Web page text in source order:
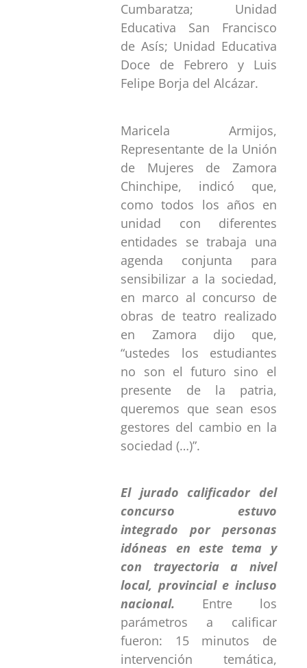
Cumbaratza; Unidad
Educativa San Francisco
de Asís; Unidad Educativa
Doce de Febrero y Luis
Felipe Borja del Alcázar.
Maricela Armijos,
Representante de la Unión
de Mujeres de Zamora
Chinchipe, indicó que,
como todos los años en
unidad con diferentes
entidades se trabaja una
agenda conjunta para
sensibilizar a la sociedad,
en marco al concurso de
obras de teatro realizado
en Zamora dijo que,
“ustedes los estudiantes
no son el futuro sino el
presente de la patria,
queremos que sean esos
gestores del cambio en la
sociedad (…)”.
El jurado calificador del
concurso estuvo
integrado por personas
idóneas en este tema y
con trayectoria a nivel
local, provincial e incluso
nacional. Entre los
parámetros a calificar
fueron: 15 minutos de
intervención temática,